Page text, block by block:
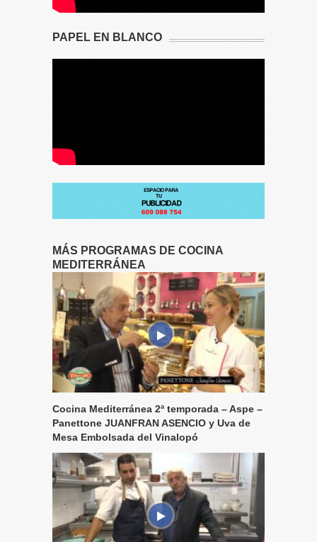
PAPEL EN BLANCO
MÁS PROGRAMAS DE COCINA
MEDITERRÁNEA
Cocina Mediterránea 2ª temporada – Aspe –
Panettone JUANFRAN ASENCIO y Uva de
Mesa Embolsada del Vinalopó